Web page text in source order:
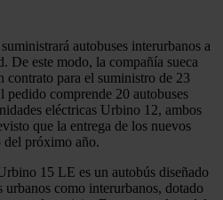
autobuses interurbanos a
De este modo, la compañía sueca
para el suministro de 23
pedido comprende 20 autobuses
eléctricas Urbino 12, ambos
que la entrega de los nuevos
del próximo año.
15 LE es un autobús diseñado
urbanos como interurbanos, dotado